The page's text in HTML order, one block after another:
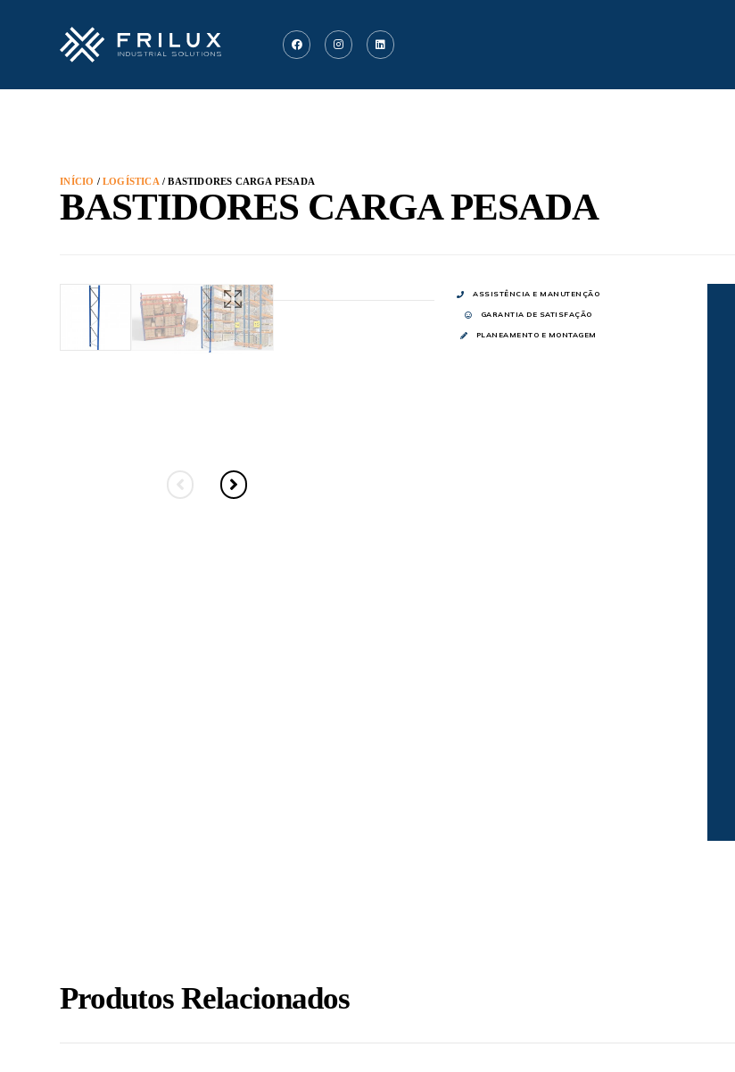
INÍCIO /LOGÍSTICA / BASTIDORES CARGA PESADA
BASTIDORES CARGA PESADA
ASSISTÊNCIA E MANUTENÇÃO
GARANTIA DE SATISFAÇÃO
PLANEAMENTO E MONTAGEM
Produtos Relacionados